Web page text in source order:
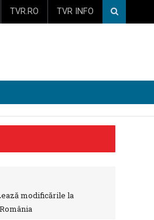
TVR.RO TVR INFO
modificările la